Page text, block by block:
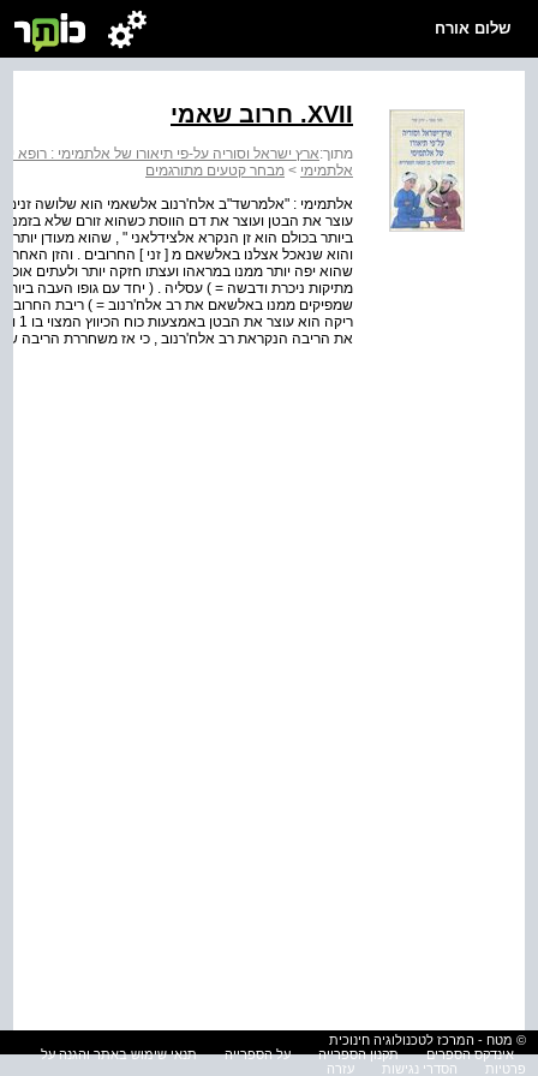
שלום אורח
XVII. חרוב שאמי
מתוך:ארץ ישראל וסוריה על-פי תיאורו של אלתמימי : רופא
אלתמימי > מבחר קטעים מתורגמים
אלתמימי : "אלמרשד"ב אלח'רנוב אלשאמי הוא שלושה
עוצר את הבטן ועוצר את דם הווסת כשהוא זורם שלא בזמנו
ביותר בכולם הוא זן הנקרא אלצידלאני " , שהוא מעודן יותר
והוא שנאכל אצלנו באלשאם מ [ זני ] החרובים . והזן האחר
שהוא יפה יותר ממנו במראהו ועצתו חזקה יותר ולעתים
מתיקות ניכרת ודבשה = ) עסליה . ( יחד עם גופו העבה ביותר
שמפיקים ממנו באלשאם את רב אלח'רנוב = ) ריבת
את הריבה הנקראת רב אלח'רנוב , כי אז משחררת הריבה
© מטח - המרכז לטכנולוגיה חינוכית
אינדקס הספרים
תקנון הספרייה על הספרייה
תנאי שימוש באתר והגנה על
פרטיות
הסדרי נגישות עזרה